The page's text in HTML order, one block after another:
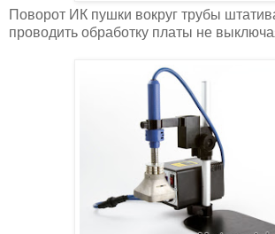
Поворот ИК пушки вокруг трубы
проводить обработку платы не